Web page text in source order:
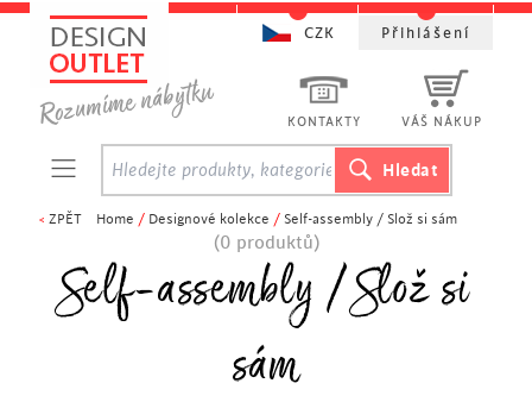
< ZPĚT Home / Designové kolekce / Self-assembly / Slož si sám
(0 produktů)
Self-assembly / Slož si
sám
KONTAKTY VÁŠ NÁKUP
CZK Přihlášení